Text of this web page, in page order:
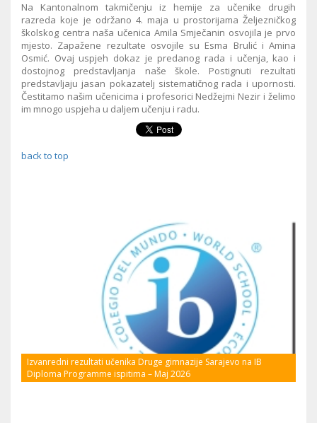
Na Kantonalnom takmičenju iz hemije za učenike drugih
razreda koje je održano 4. maja u prostorijama Željezničkog
školskog centra naša učenica Amila Smječanin osvojila je prvo
mjesto. Zapažene rezultate osvojile su Esma Brulić i Amina
Osmić. Ovaj uspjeh dokaz je predanog rada i učenja, kao i
dostojnog predstavljanja naše škole. Postignuti rezultati
predstavljaju jasan pokazatelj sistematičnog rada i upornosti.
Čestitamo našim učenicima i profesorici Nedžejmi Nezir i želimo
im mnogo uspjeha u daljem učenju i radu.
back to top
Izvanredni rezultati učenika Druge gimnazije Sarajevo na IB
Diploma Programme ispitima – Maj 2026